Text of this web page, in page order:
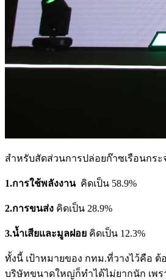
สำหรับสัดส่วนการปล่อยก๊าซเรือนกร
1.การใช้พลังงานคิดเป็น 58.9%
2.การขนส่ง คิดเป็น 28.9%
3.น้ำเสียและมูลฝอย คิดเป็น 12.3%
ทั้งนี้ เป้าหมายของ กทม.ที่วางไว้คือ ต้
บริษัทขนาดใหญ่ก็ทำได้ไม่ยากนัก เพร